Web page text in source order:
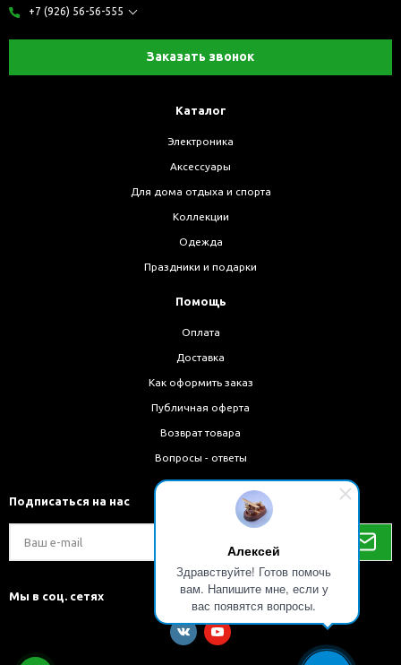
Алексей
Здравствуйте! Готов помочь
вам. Напишите мне, если у
вас появятся вопросы.
+7 (926) 56-56-555
Заказать звонок
Каталог
Электроника
Аксессуары
Для дома отдыха и спорта
Коллекции
Одежда
Праздники и подарки
Помощь
Оплата
Доставка
Как оформить заказ
Публичная оферта
Возврат товара
Вопросы - ответы
Подписаться на нас
Мы в соц. сетях